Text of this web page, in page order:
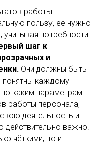
работы
пользу, её нужно
потребности
шаг к
и
Они должны быть
понятны каждому
каким параметрам
работы персонала,
деятельность и
действительно важно.
чёткими, но и